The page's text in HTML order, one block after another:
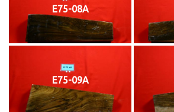
E75-08A
E75-09A